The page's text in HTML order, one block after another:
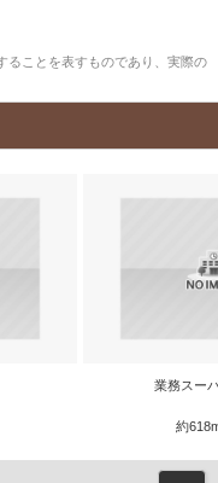
ことを表すものであり、実際の
業務スー
約